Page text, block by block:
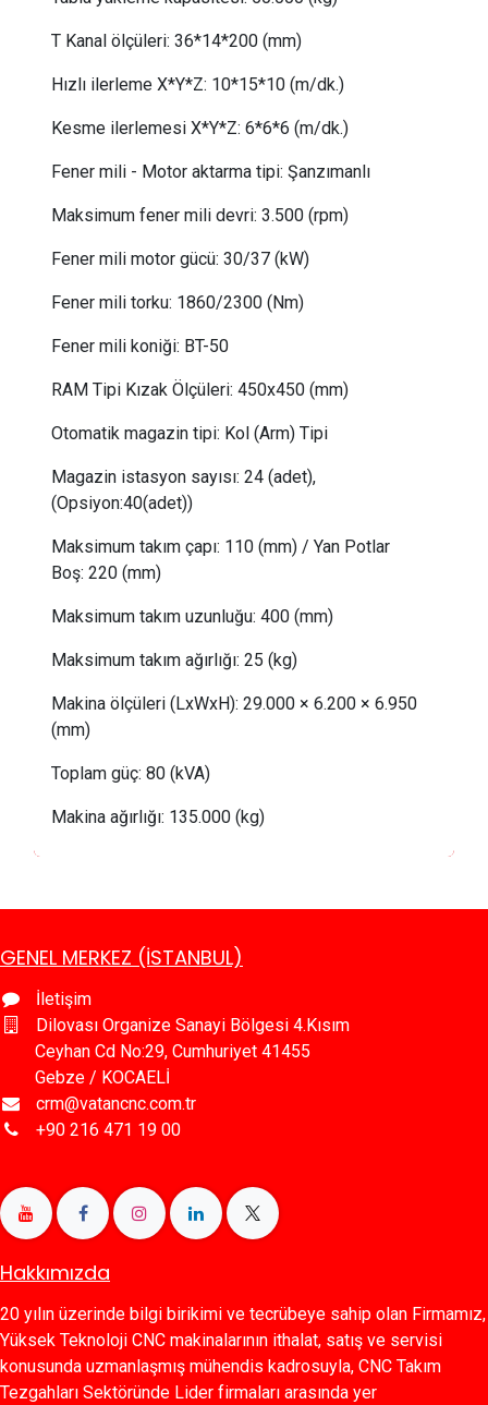
T Kanal ölçüleri: 36*14*200 (mm)
Hızlı ilerleme X*Y*Z: 10*15*10 (m/dk.)
Kesme ilerlemesi X*Y*Z: 6*6*6 (m/dk.)
Fener mili - Motor aktarma tipi: Şanzımanlı
Maksimum fener mili devri: 3.500 (rpm)
Fener mili motor gücü: 30/37 (kW)
Fener mili torku: 1860/2300 (Nm)
Fener mili koniği: BT-50
RAM Tipi Kızak Ölçüleri: 450x450 (mm)
Otomatik magazin tipi: Kol (Arm) Tipi
Magazin istasyon sayısı: 24 (adet),
(Opsiyon:40(adet))
Maksimum takım çapı: 110 (mm) / Yan Potlar
Boş: 220 (mm)
Maksimum takım uzunluğu: 400 (mm)
Maksimum takım ağırlığı: 25 (kg)
Makina ölçüleri (LxWxH): 29.000 × 6.200 × 6.950
(mm)
Toplam güç: 80 (kVA)
Makina ağırlığı: 135.000 (kg)
GENEL MERKEZ (İSTANBUL)
İletişim
Dilovası Organize Sanayi Bölgesi 4.Kısım
Ceyhan Cd No:29, Cumhuriyet 41455
Gebze / KOCAELİ
crm@vatancnc.com.tr
+90 216 471 19 00
Hakkımızda
20 yılın üzerinde bilgi birikimi ve tecrübeye sahip olan Firmamız,
Yüksek Teknoloji CNC makinalarının ithalat, satış ve servisi
konusunda uzmanlaşmış mühendis kadrosuyla, CNC Takım
Tezgahları Sektöründe Lider firmaları arasında yer